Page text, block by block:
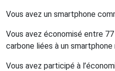
Vous avez un smartphone
Vous avez économisé entre
carbone liées à un smartphone
Vous avez participé à